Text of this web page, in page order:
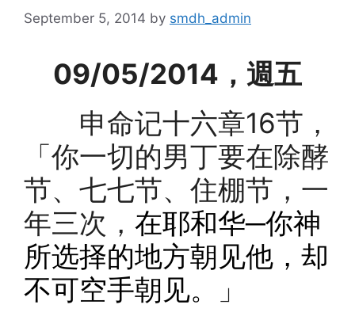
September 5, 2014 by smdh_admin
09/05/2014，週五
申命记十六章16节，
「你一切的男丁要在除酵
节、七七节、住棚节，一
年三次， 在耶和华─你神
所选择的地方朝见他，却
不可空手朝见。
」